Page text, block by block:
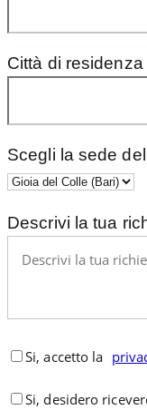
Città di residenza
Scegli la sede
Descrivi la tua
Si, accetto la
Si, desidero